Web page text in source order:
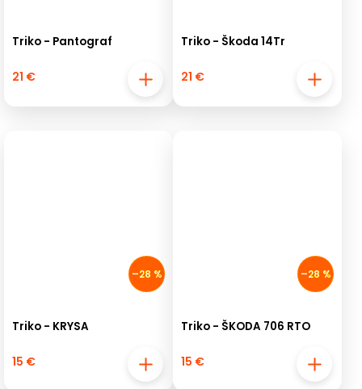
Triko - Pantograf
21 €
Triko - Škoda 14Tr
21 €
–28 %
Triko - KRYSA
15 €
–28 %
Triko - ŠKODA 706 RTO
15 €